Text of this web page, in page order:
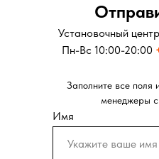
Установочный центр
Пн-Вс 10:00-20:00
менеджеры
Имя
Установочный
Пн-Вс 10:00-20:00
Заполните все поля
менеджеры